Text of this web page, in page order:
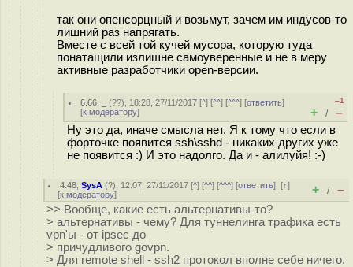
так они опенсорцный и возьмут, зачем им индусов-то
лишний раз напрягать.
Вместе с всей той кучей мусора, которую туда
понатащили излишне самоуверенные и не в меру
активные разработчики open-версии.
6.66 (??), 18:28, 27/11/2017 [^] [^^] [^^^] [ответить]
[к модератору]
–1
+ / –
Ну это да, иначе смысла нет. Я к тому что если в
форточке появится ssh\sshd - никаких других уже
не появится :) И это надолго. Да и - алилуйя! :-)
4.48 ,SysA (?), 12:07, 27/11/2017 [^] [^^] [^^^] [ответить][↑]
[к модератору] + / –
>> Вообще, какие есть альтернативы-то?
> альтернативы - чему? Для туннелинга трафика есть
vpn'ы - от ipsec до
> причудливого govpn.
> Для remote shell - ssh2 протокол вполне себе ничего.